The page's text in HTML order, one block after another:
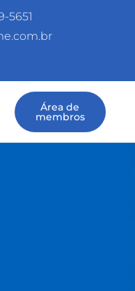
5651
Área de
membros